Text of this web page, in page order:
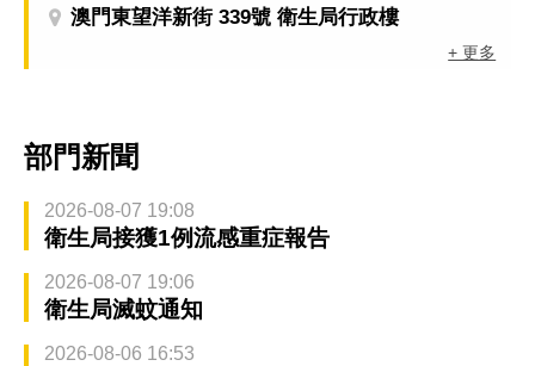
澳門東望洋新街 339號 衛生局行政樓
+ 更多
部門新聞
2026-08-07 19:08
衛生局接獲1例流感重症報告
2026-08-07 19:06
衛生局滅蚊通知
2026-08-06 16:53